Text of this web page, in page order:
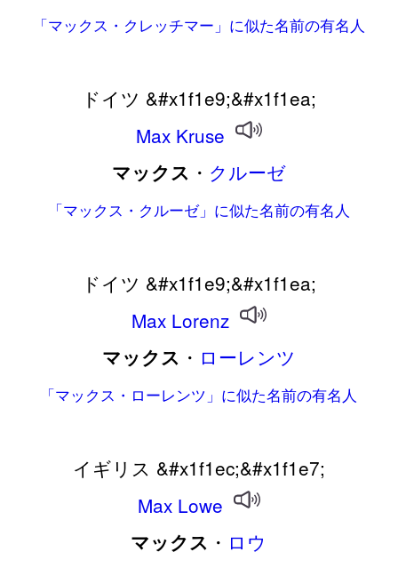
「マックス・クレッチマー」に似た名前の有名人
ドイツ &#x1f1e9;&#x1f1ea;
Max Kruse
マックス ・ クルーゼ
「マックス・クルーゼ」に似た名前の有名人
ドイツ &#x1f1e9;&#x1f1ea;
Max Lorenz
マックス ・ ローレンツ
「マックス・ローレンツ」に似た名前の有名人
イギリス &#x1f1ec;&#x1f1e7;
Max Lowe
マックス ・ ロウ